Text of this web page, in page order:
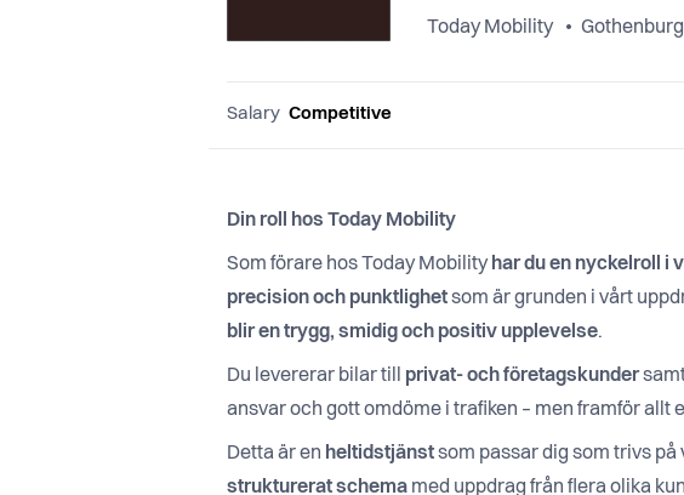
Today Mobility Gothenburg
Salary Competitive
Din roll hos Today Mobility
Som förare hos Today Mobilityhar du en nyckelroll i
precision och punktlighetsom är grunden i vårt
blir en trygg, smidig och positiv upplevelse.
Du levererar bilar till privat- och företagskunder
ansvar och gott omdöme i trafiken – men framför allt
Detta är en heltidstjänstsom passar dig som trivs
strukturerat schema med uppdrag från flera olika